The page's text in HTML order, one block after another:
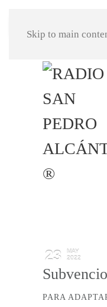
Skip to main
23
MAY
2022
PARA